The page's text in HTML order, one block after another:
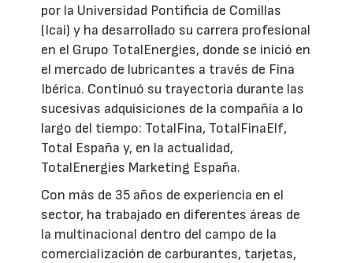
por la Universidad Pontificia de Comillas
(Icai) y ha desarrollado su carrera profesional
en el Grupo TotalEnergies, donde se inició en
el mercado de lubricantes a través de Fina
Ibérica. Continuó su trayectoria durante las
sucesivas adquisiciones de la compañía a lo
largo del tiempo: TotalFina, TotalFinaElf,
Total España y, en la actualidad,
TotalEnergies Marketing España.
Con más de 35 años de experiencia en el
sector, ha trabajado en diferentes áreas de
la multinacional dentro del campo de la
comercialización de carburantes, tarjetas,